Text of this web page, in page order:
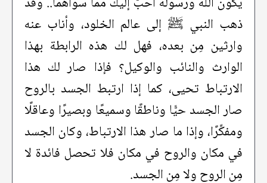
ذهب النبي ﷺ إلى عالم الخلود، وأناب عنه
وارثين مِن بعده، فهل لك هذه الرابطة بهذا
الوارث والنائب والوكيل؟ فإذا صار لك هذا
الارتباط تحيى، كما إذا ارتبط الجسد بالروح
صار الجسد حيًّا وناطقًا وسميعًا وبصيرًا وعاقلًا
ومفكِّرًا، وإذا ما صار هذا الارتباط، وكان الجسد
في مكان والروح في مكان فلا تحصل فائدة لا
مِن الروح ولا مِن الجسد.